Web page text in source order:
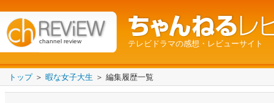
channel review テレビドラマの感想・レビューサイト
トップ＞ 暇な女子大生 ＞ 編集履歴一覧